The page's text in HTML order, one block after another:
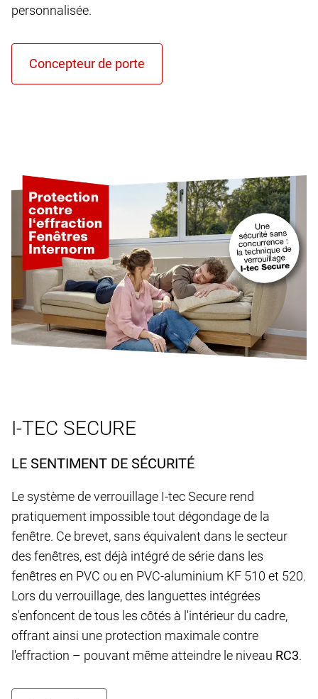
personnalisée.
I-TEC SECURE
LE SENTIMENT DE SÉCURITÉ
Le système de verrouillage I-tec Secure rend
pratiquement impossible tout dégondage de la
fenêtre. Ce brevet, sans équivalent dans le secteur
des fenêtres, est déjà intégré de série dans les
fenêtres en PVC ou en PVC-aluminium KF 510 et 520.
Lors du verrouillage, des languettes intégrées
s'enfoncent de tous les côtés à l'intérieur du cadre,
offrant ainsi une protection maximale contre
l'effraction – pouvant même atteindre le niveau RC3.